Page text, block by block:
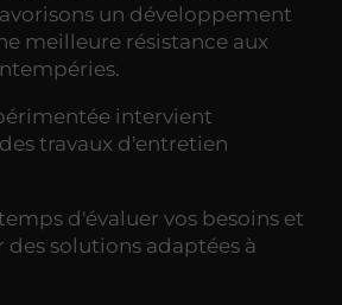
un développement
meilleure résistance aux
intervient
travaux d'entretien
d'évaluer vos besoins et
des solutions adaptées à